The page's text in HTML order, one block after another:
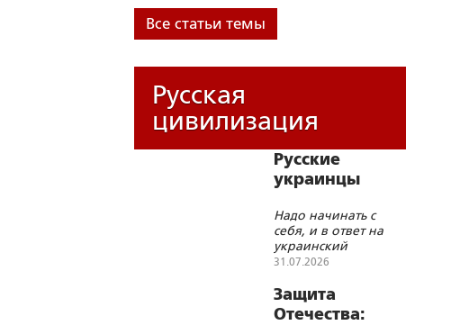
Все статьи темы
Русская
цивилизация
Русские
украинцы
Надо начинать с
себя, и в ответ на
украинский
национализм стать
великороссами, а
быть русскими во
31.07.2026
Защита
Отечества: